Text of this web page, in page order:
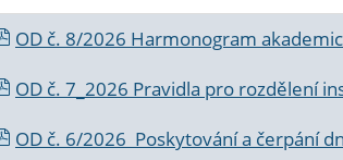
OD č. 8/2026 Harmonogram
OD č. 7_2026 Pravidla pro rozdělení
OD č. 6/2026 Poskytování a čerpání